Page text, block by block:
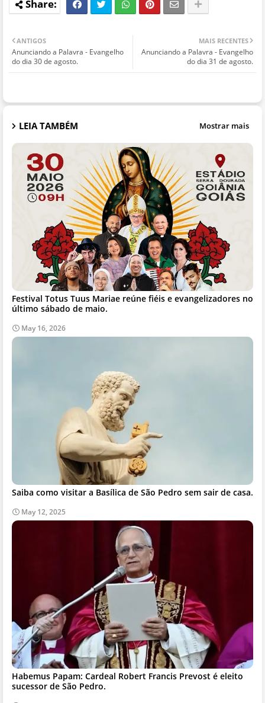
MAIS RECENTES
Anunciando a Palavra - Evangelho
do dia 31 de agosto.
ANTIGOS
Anunciando a Palavra - Evangelho
do dia 30 de agosto.
LEIA TAMBÉM Mostrar mais
Festival Totus Tuus Mariae reúne fiéis e evangelizadores no
último sábado de maio.
May 16, 2026
Saiba como visitar a Basílica de São Pedro sem sair de casa.
May 12, 2025
Habemus Papam: Cardeal Robert Francis Prevost é eleito
sucessor de São Pedro.